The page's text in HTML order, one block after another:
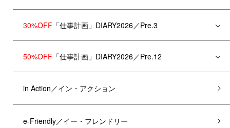
30%OFF 「仕事計画」DIARY2026／Pre.3
50%OFF 「仕事計画」DIARY2026／Pre.12
in Action／イン・アクション
e-Friendly／イー・フレンドリー